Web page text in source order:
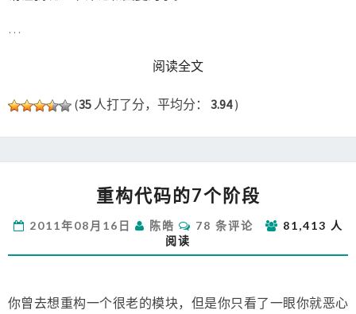
…
阅读全文READ MORE
(35 人打了分，平均分： 3.94)
构
码
的
阶
重构代码的7个阶段
2011年08月16日 陈皓
评
论
78 条评论
81,413 人
阅读
你曾去想重构一个很老的模块，但是你只看了一眼你就恶心